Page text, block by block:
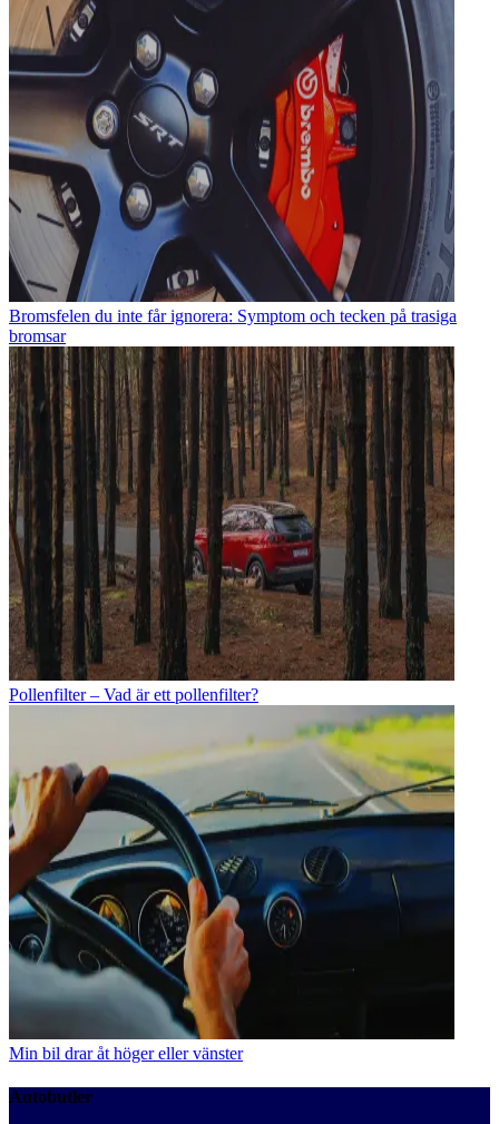
Bromsfelen du inte får ignorera: Symptom och tecken på trasiga
bromsar
Pollenfilter – Vad är ett pollenfilter?
Min bil drar åt höger eller vänster
Autobutler